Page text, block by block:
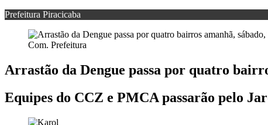
Prefeitura Piracicaba
Com. Prefeitura
Arrastão da Dengue passa por quatro
Equipes do CCZ e PMCA passarão pelo